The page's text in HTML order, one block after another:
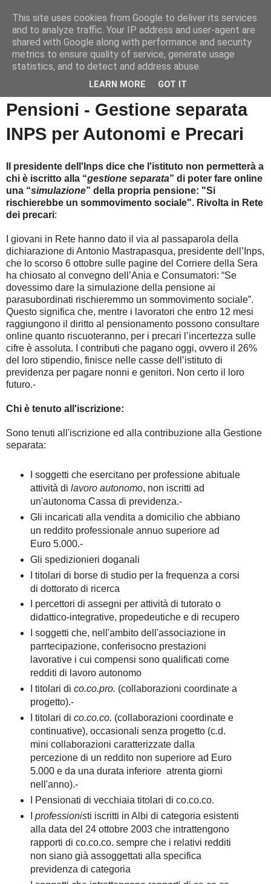
Informazioni per tutti
Dedicato a lavoratori e pensionati.
Pensioni - Gestione separata
INPS per Autonomi e Precari
Il presidente dell'Inps dice che l'istituto non permetterà a
chi è iscritto alla “gestione separata” di poter fare online
una “simulazione” della propria pensione: "Si
rischierebbe un sommovimento sociale". Rivolta in Rete
dei precari:
I giovani in Rete hanno dato il via al passaparola della
dichiarazione di Antonio Mastrapasqua, presidente dell’Inps,
che lo scorso 6 ottobre sulle pagine del Corriere della Sera
ha chiosato al convegno dell’Ania e Consumatori: “Se
dovessimo dare la simulazione della pensione ai
parasubordinati rischieremmo un sommovimento sociale”.
Questo significa che, mentre i lavoratori che entro 12 mesi
raggiungono il diritto al pensionamento possono consultare
online quanto riscuoteranno, per i precari l’incertezza sulle
cifre è assoluta. I contributi che pagano oggi, ovvero il 26%
del loro stipendio, finisce nelle casse dell’istituto di
previdenza per pagare nonni e genitori. Non certo il loro
futuro.-
Chi è tenuto all'iscrizione:
Sono tenuti all'iscrizione ed alla contribuzione alla Gestione
separata:
I soggetti che esercitano per professione abituale
attività di lavoro autonomo, non iscritti ad
un'autonoma Cassa di previdenza.-
Gli incaricati alla vendita a domicilio che abbiano
un reddito professionale annuo superiore ad
Euro 5.000.-
Gli spedizionieri doganali
I titolari di borse di studio per la frequenza a corsi
di dottorato di ricerca
I percettori di assegni per attività di tutorato o
didattico-integrative, propedeutiche e di recupero
I soggetti che, nell'ambito dell'associazione in
parrtecipazione, conferisocno prestazioni
lavorative i cui compensi sono qualificati come
redditi di lavoro autonomo
I titolari di co.co.pro. (collaborazioni coordinate a
progetto).-
I titolari di co.co.co. (collaborazioni coordinate e
continuative), occasionali senza progetto (c.d.
mini collaborazioni caratterizzate dalla
percezione di un reddito non superiore ad Euro
5.000 e da una durata inferiore atrenta giorni
nell'anno).-
I Pensionati di vecchiaia titolari di co.co.co.
professionisti iscritti in Albi di categoria esistenti
alla data del 24 ottobre 2003 che intrattengono
rapporti di co.co.co. sempre che i relativi redditi
non siano già assoggettati alla specifica
previdenza di categoria
This site uses cookies from Google to deliver its services
and to analyze traffic. Your IP address and user-agent are
shared with Google along with performance and security
metrics to ensure quality of service, generate usage
statistics, and to detect and address abuse.
LEARN MORE GOT IT